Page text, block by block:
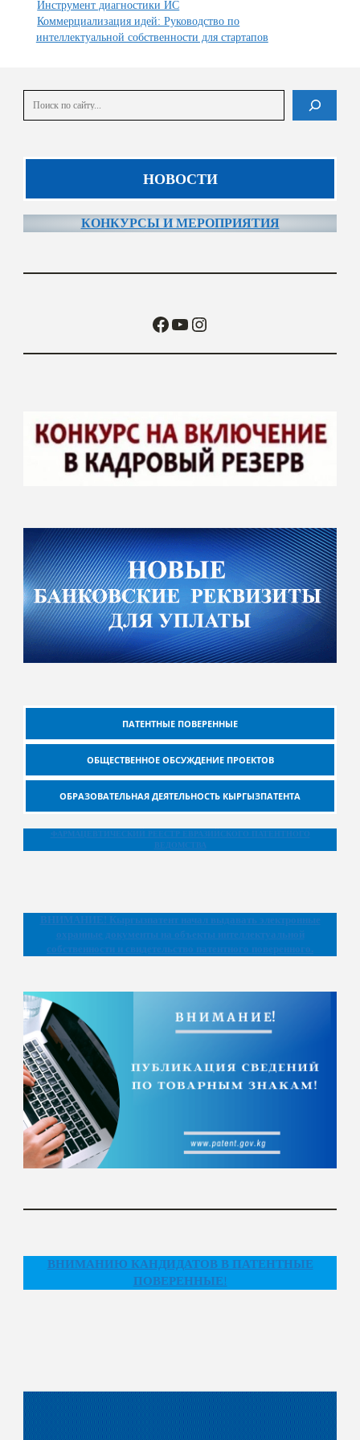
Инструмент диагностики ИС
Коммерциализация идей: Руководство по
интеллектуальной собственности для стартапов
НОВОСТИ
КОНКУРСЫ И МЕРОПРИЯТИЯ
Facebook
YouTube
Instagram
ПАТЕНТНЫЕ ПОВЕРЕННЫЕ
ОБЩЕСТВЕННОЕ ОБСУЖДЕНИЕ ПРОЕКТОВ
ОБРАЗОВАТЕЛЬНАЯ ДЕЯТЕЛЬНОСТЬ КЫРГЫЗПАТЕНТА
ФАРМАЦЕВТИЧЕСКИЙ РЕЕСТР ЕВРАЗИЙСКОГО ПАТЕНТНОГО
ВЕДОМСТВА
ВНИМАНИЕ! Кыргызпатент начал выдавать электронные
охранные документы на объекты интеллектуальной
собственности и свидетельство патентного поверенного.
ВНИМАНИЮ КАНДИДАТОВ В ПАТЕНТНЫЕ
ПОВЕРЕННЫЕ!